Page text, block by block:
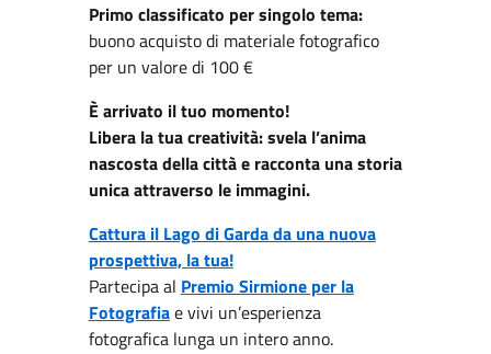
Primo classificato per singolo tema:
buono acquisto di materiale fotografico
per un valore di 100 €
È arrivato il tuo momento!
Libera la tua creatività: svela l’anima
nascosta della città e racconta una storia
unica attraverso le immagini.
Cattura il Lago di Garda da una nuova
prospettiva, la tua!
Partecipa al Premio Sirmione per la
Fotografiae vivi un’esperienza
fotografica lunga un intero anno.